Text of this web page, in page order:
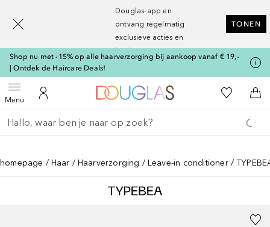
Douglas-app en
ontvang regelmatig
exclusieve acties en
kortingen
TONEN
Shop nu met -15% op alle haarverzorging bij aankoop vanaf € 19,-
| Ontdek de Haircare Deals!
MenuOpen menuNaar Mijn Account
Naar Douglas Home
Naar Mijn
Ga terug
Zoekopdracht uitvoeren
homepage Haar Haarverzorging Leave-in conditioner
[navigation.slideout.screenreader]